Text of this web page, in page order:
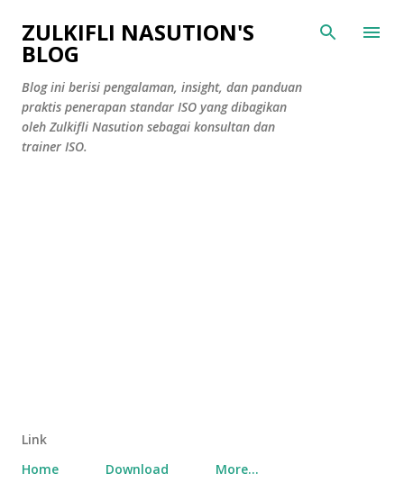
Skip to main content
ZULKIFLI NASUTION'S
BLOG
Blog ini berisi pengalaman, insight, dan panduan
praktis penerapan standar ISO yang dibagikan
oleh Zulkifli Nasution sebagai konsultan dan
trainer ISO.
Link
Home
Download More…